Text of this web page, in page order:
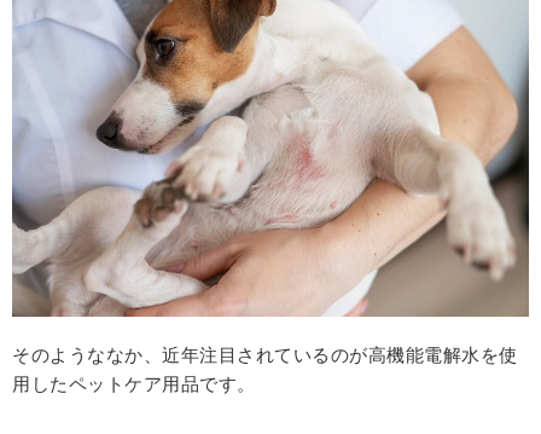
そのようななか、近年注目されているのが高機能電解水を使
用したペットケア用品です。